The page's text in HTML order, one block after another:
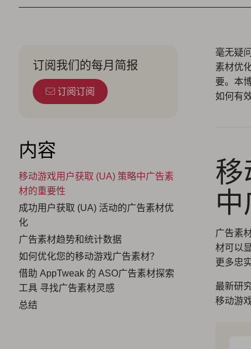
订阅我们的每月简报
订阅订阅
内容
移动游戏用户获取 (UA) 策略中广告素
材的重要性
成功用户获取 (UA) 活动的广告素材优
化
广告素材趋势和统计数据
如何优化您的移动游戏广告素材？
借助 AppTweak 的 ASO广告素材探索
工具 寻找广告素材灵感
总结
毫无疑
素材优
要。本
如何有
广告素
材可以
更多忠
最新研
移动游